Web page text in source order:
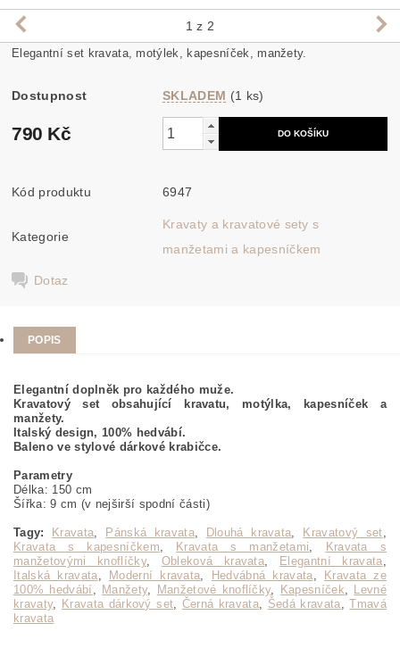
1 z 2
Elegantní set kravata, motýlek, kapesníček, manžety.
Dostupnost SKLADEM (1 ks)
790 Kč
Kód produktu 6947
Kategorie
Kravaty a kravatové sety s
manžetami a kapesníčkem
Dotaz
POPIS
Elegantní doplněk pro každého muže.
Kravatový set obsahující kravatu, motýlka, kapesníček a
manžety.
Italský design, 100% hedvábí.
Baleno ve stylové dárkové krabičce.
Parametry
Délka: 150 cm
Šířka: 9 cm (v nejširší spodní části)
Tagy: Kravata, Pánská kravata, Dlouhá kravata, Kravatový set,
Kravata s kapesníčkem, Kravata s manžetami,
Kravata s
manžetovými knoflíčky, Obleková kravata, Elegantní kravata,
Italská kravata, Moderní kravata, Hedvábná kravata,
Kravata ze
100% hedvábí, Manžety, Manžetové knoflíčky, Kapesníček, Levné
kravaty, Kravata dárkový set, Černá kravata, Šedá kravata,Tmavá
kravata